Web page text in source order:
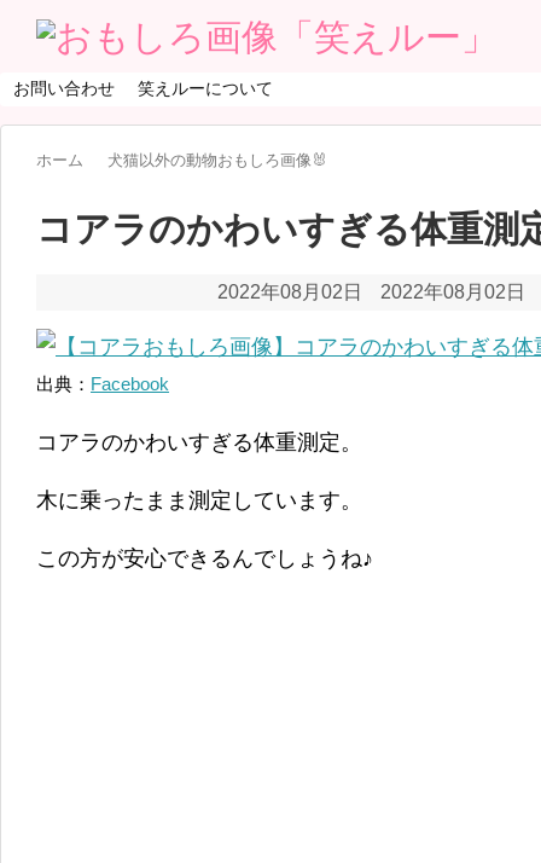
お問い合わせ 笑えルーについて
ホーム 犬猫以外の動物おもしろ画像🐰
コアラのかわいすぎる体重測
2022年08月02日 2022年08月02日
出典： Facebook
コアラのかわいすぎる体重測定。
木に乗ったまま測定しています。
この方が安心できるんでしょうね♪